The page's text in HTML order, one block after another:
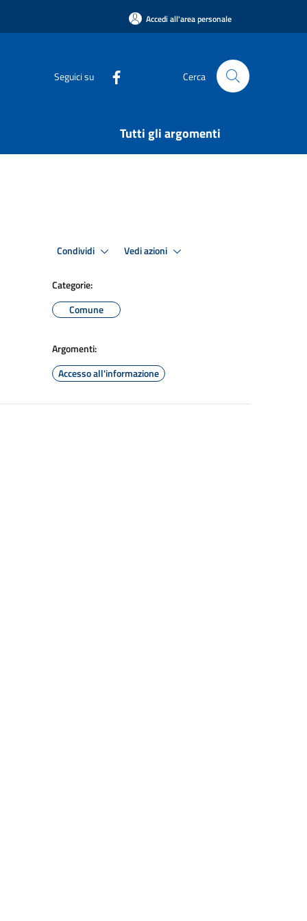
Accedi all'area personale
Seguici su Cerca
Tutti gli argomenti
Condividi Vedi azioni
Categorie:
Comune
Argomenti:
Accesso all'informazione